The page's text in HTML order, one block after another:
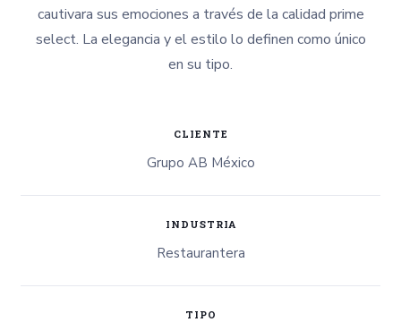
cautivara sus emociones a través de la calidad prime
select. La elegancia y el estilo lo definen como único
en su tipo.
CLIENTE
Grupo AB México
INDUSTRIA
Restaurantera
TIPO